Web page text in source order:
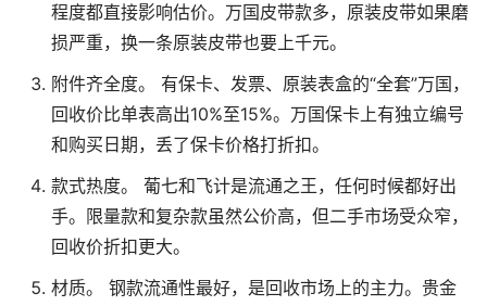
程度都直接影响估价。万国皮带款多，原装皮带如果磨
损严重，换一条原装皮带也要上千元。
附件齐全度。 有保卡、发票、原装表盒的“全套”万国，
回收价比单表高出10%至15%。万国保卡上有独立编号
和购买日期，丢了保卡价格打折扣。
款式热度。 葡七和飞计是流通之王，任何时候都好出
手。限量款和复杂款虽然公价高，但二手市场受众窄，
回收价折扣更大。
材质。 钢款流通性最好，是回收市场上的主力。贵金